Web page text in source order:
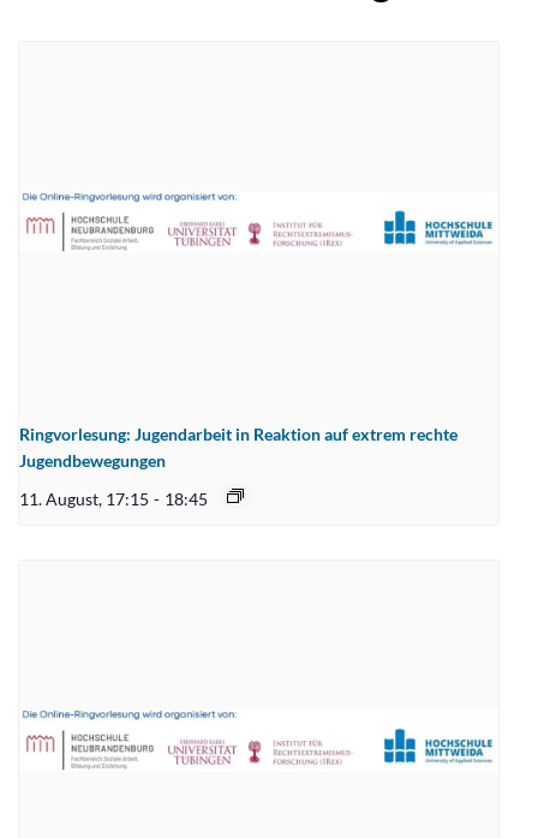
Ringvorlesung: Jugendarbeit in Reaktion auf extrem rechte
Jugendbewegungen
11. August, 17:15 - 18:45